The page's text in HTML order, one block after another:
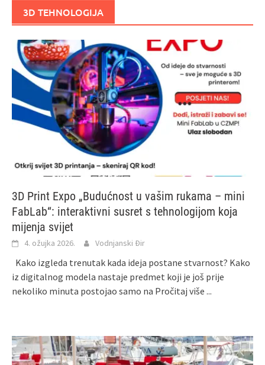
3D TEHNOLOGIJA
3D Print Expo „Budućnost u vašim rukama – mini
FabLab“: interaktivni susret s tehnologijom koja
mijenja svijet
4. ožujka 2026. Vodnjanski Đir
Kako izgleda trenutak kada ideja postane stvarnost? Kako
iz digitalnog modela nastaje predmet koji je još prije
nekoliko minuta postojao samo na Pročitaj više ...